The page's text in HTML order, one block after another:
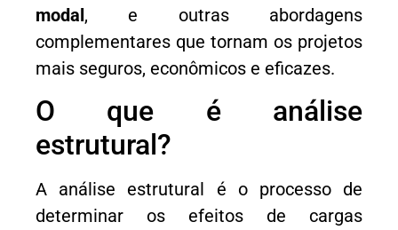
modal, e outras abordagens
complementares que tornam os projetos
mais seguros, econômicos e eficazes.
O que é análise
estrutural?
A análise estrutural é o processo de
determinar os efeitos de cargas